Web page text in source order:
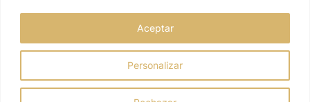
Personalizar
Aceptar
Política de privacidad
Política de cookies
Condiciones de compra
Declaración de accesibilidad